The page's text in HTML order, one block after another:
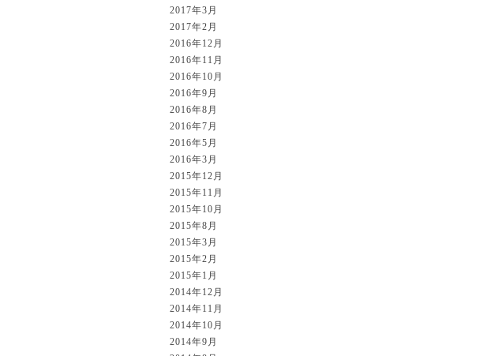
2017年3月
2017年2月
2016年12月
2016年11月
2016年10月
2016年9月
2016年8月
2016年7月
2016年5月
2016年3月
2015年12月
2015年11月
2015年10月
2015年8月
2015年3月
2015年2月
2015年1月
2014年12月
2014年11月
2014年10月
2014年9月